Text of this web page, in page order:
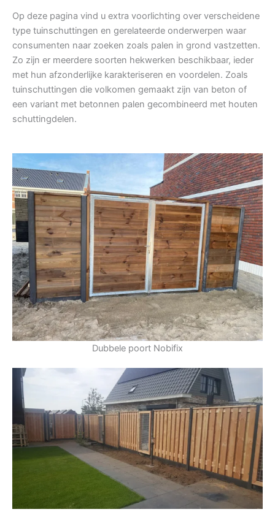
Op deze pagina vind u extra voorlichting over verscheidene
type tuinschuttingen en gerelateerde onderwerpen waar
consumenten naar zoeken zoals palen in grond vastzetten.
Zo zijn er meerdere soorten hekwerken beschikbaar, ieder
met hun afzonderlijke karakteriseren en voordelen. Zoals
tuinschuttingen die volkomen gemaakt zijn van beton of
een variant met betonnen palen gecombineerd met houten
schuttingdelen.
Dubbele poort Nobifix